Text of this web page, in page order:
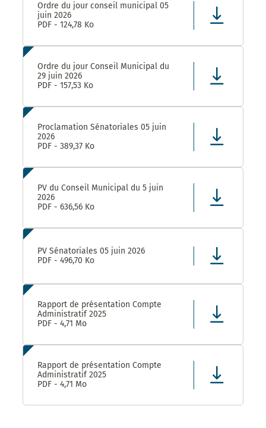
Ordre du jour conseil municipal 05
juin 2026
PDF - 124,78 Ko
Ordre du jour Conseil Municipal du
29 juin 2026
PDF - 157,53 Ko
Proclamation Sénatoriales 05 juin
2026
PDF - 389,37 Ko
PV du Conseil Municipal du 5 juin
2026
PDF - 636,56 Ko
PV Sénatoriales 05 juin 2026
PDF - 496,70 Ko
Rapport de présentation Compte
Administratif 2025
PDF - 4,71 Mo
Rapport de présentation Compte
Administratif 2025
PDF - 4,71 Mo